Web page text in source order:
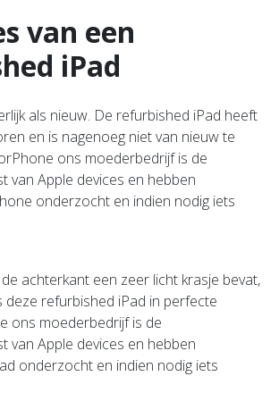
van een
iPad
als nieuw. De refurbished iPad heeft
en is nagenoeg niet van nieuw te
ons moederbedrijf is de
van Apple devices en hebben
onderzocht en indien nodig iets
achterkant een zeer licht krasje bevat,
deze refurbished iPad in perfecte
ons moederbedrijf is de
van Apple devices en hebben
onderzocht en indien nodig iets